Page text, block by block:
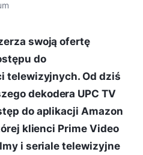
swoją ofertę
do
telewizyjnych. Od dziś
dekodera UPC TV
do aplikacji Amazon
klienci Prime Video
i seriale telewizyjne